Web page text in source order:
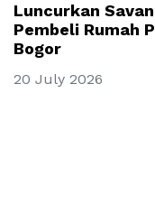
Luncurkan
Pembeli Rumah
Bogor
20 July 2026